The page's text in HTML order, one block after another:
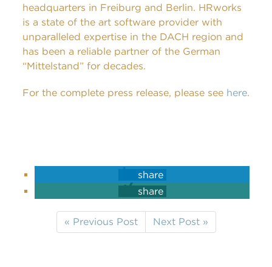
headquarters in Freiburg and Berlin. HRworks
is a state of the art software provider with
unparalleled expertise in the DACH region and
has been a reliable partner of the German
“Mittelstand” for decades.
For the complete press release, please see here.
share
share
« Previous Post Next Post »